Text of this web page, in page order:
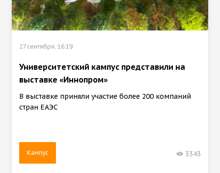
27 сентября, 16:19
Университетский кампус представили на
выставке «Иннопром»
В выставке приняли участие более 200 компаний
стран ЕАЭС
Кампус 3343